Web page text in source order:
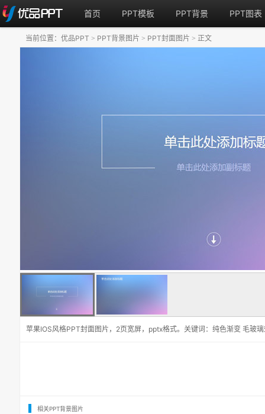
首页 PPT模板 PPT背景 PPT图表
苹果IOS风格PPT封面图片，2页宽屏，pptx格式。关键词：纯色渐变 毛玻
当前位置： 优品PPT > PPT背景图片 > PPT封面图片 > 正文
相关PPT背景图片